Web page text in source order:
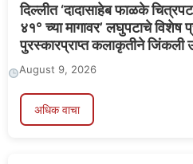
दिल्लीत ‘दादासाहेब फाळके
४१° च्या मागावर’ लघुपटाचे विशेष
पुरस्कारप्राप्त कलाकृतीने जिंकली
August 9, 2026
अधिक वाचा